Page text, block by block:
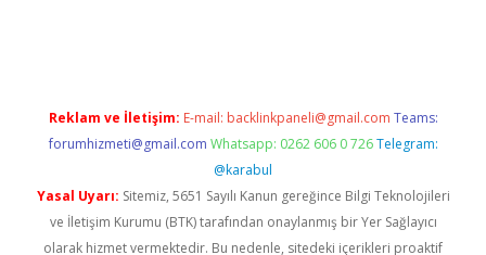
Reklam ve İletişim: E-mail: backlinkpaneli@gmail.com Teams:
forumhizmeti@gmail.com Whatsapp: 0262 606 0 726 Telegram:
@karabul
Yasal Uyarı: Sitemiz, 5651 Sayılı Kanun gereğince Bilgi Teknolojileri
ve İletişim Kurumu (BTK) tarafından onaylanmış bir Yer Sağlayıcı
olarak hizmet vermektedir. Bu nedenle, sitedeki içerikleri proaktif